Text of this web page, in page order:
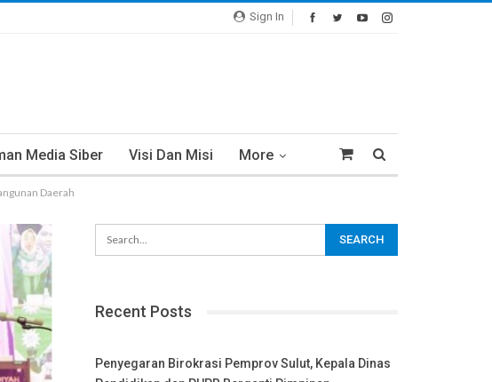
Sign In
Media Siber Visi Dan Misi More
Daerah
Recent Posts
Penyegaran Birokrasi Pemprov Sulut, Kepala Dinas